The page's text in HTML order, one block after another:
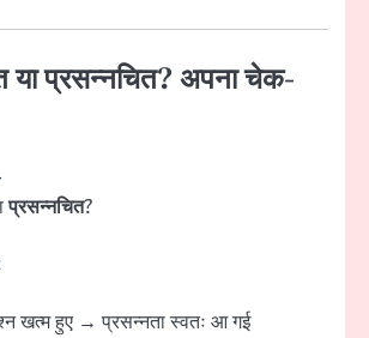
या प्रसन्नचित? अपना चेक-
प्रसन्नचित?
खत्म हुए → प्रसन्नता स्वतः आ गई